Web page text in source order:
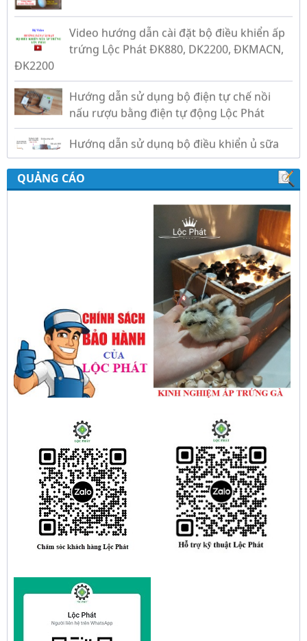
Video hướng dẫn cài đặt bộ điều khiển ấp
trứng Lộc Phát ĐK880, DK2200, ĐKMACN,
ĐK2200
Hướng dẫn sử dụng bộ điện tự chế nồi
nấu rượu bằng điện tự động Lộc Phát
Hướng dẫn sử dụng bộ điều khiển ủ sữa
chua công nghiệp Lộc Phát
Hướng dẫn sử dụng bộ điều khiển độ ẩm
gold, nhiệt độ và ánh sáng tự động Lộc
QUẢNG CÁO